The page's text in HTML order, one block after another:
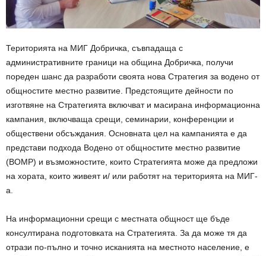
Територията на МИГ Добричка, съвпадаща с
административните граници на община Добричка, получи
пореден шанс да разработи своята нова Стратегия за водено от
общностите местно развитие. Предстоящите дейности по
изготвяне на Стратегията включват и масирана информационна
кампания, включваща срещи, семинарии, конференции и
обществени обсъждания. Основната цел на кампанията е да
представи подхода Водено от общностите местно развитие
(ВОМР) и възможностите, които Стратегията може да предложи
на хората, които живеят и/ или работят на територията на МИГ-
а.
На информационни срещи с местната общност ще бъде
консултирана подготовката на Стратегията. За да може тя да
отрази по-пълно и точно исканията на местното население, е